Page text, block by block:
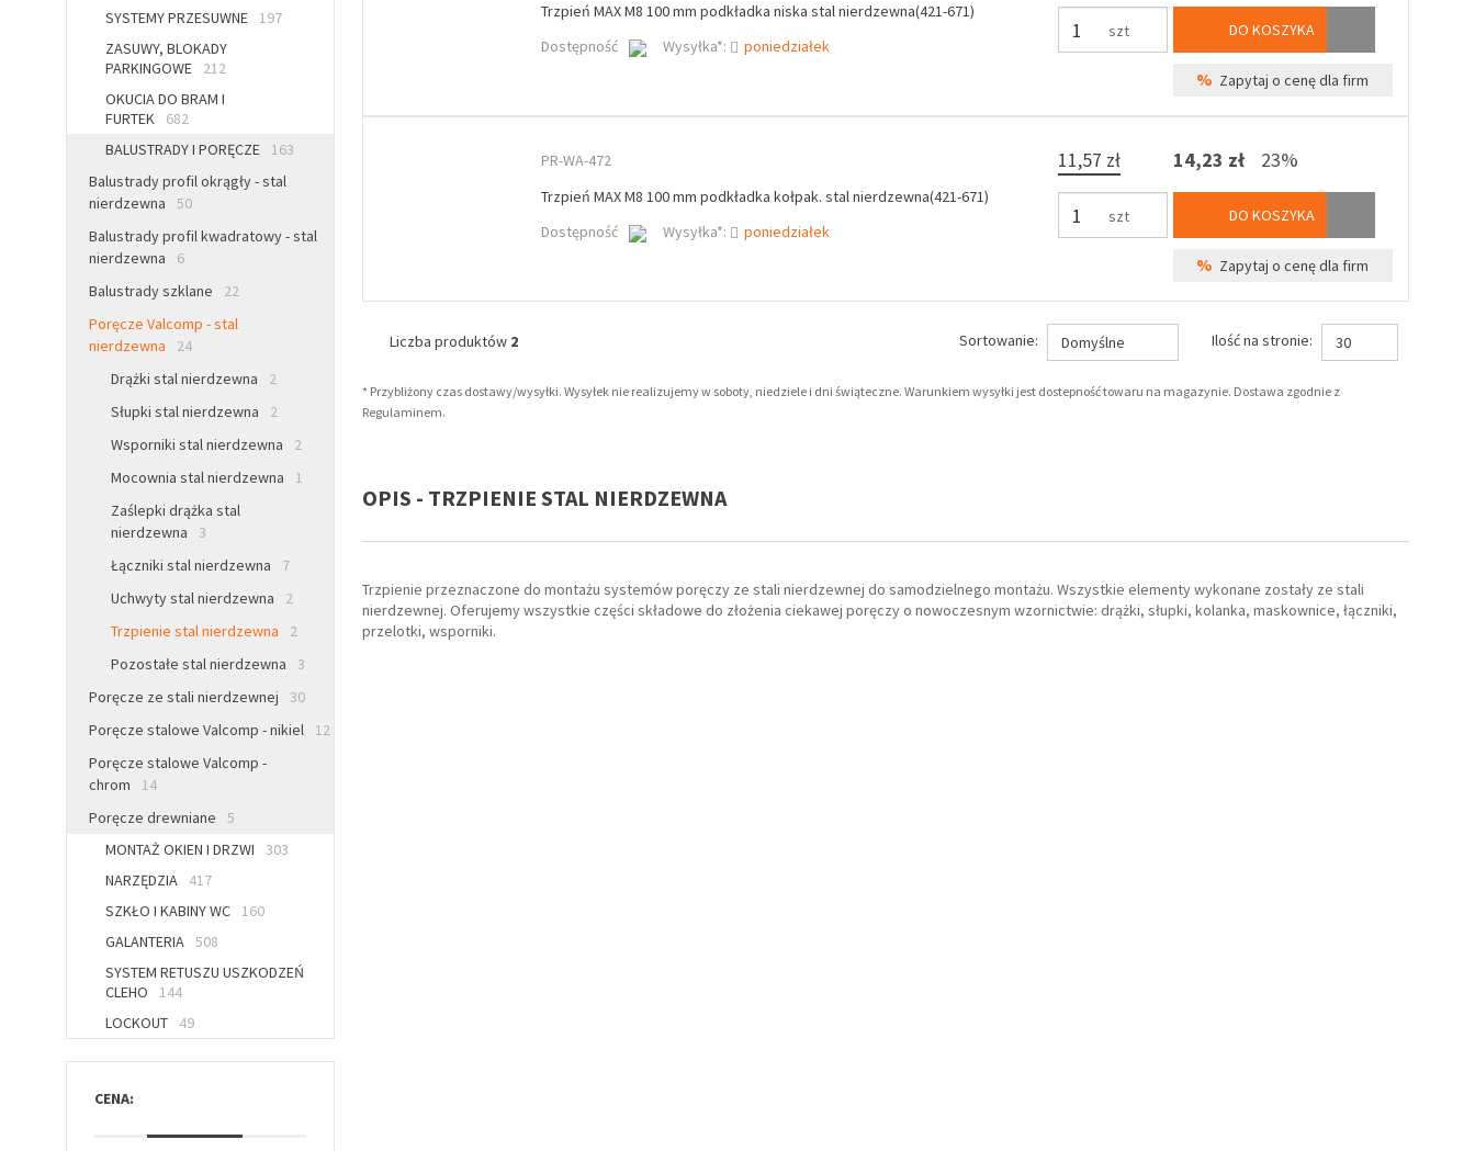
SYSTEMY PRZESUWNE
197
ZASUWY, BLOKADY
PARKINGOWE
212
OKUCIA DO BRAM I
FURTEK
682
BALUSTRADY I PORĘCZE
163
Balustrady profil okrągły - stal
nierdzewna
50
Balustrady profil kwadratowy - stal
nierdzewna
6
Balustrady szklane
22
Poręcze Valcomp - stal
nierdzewna
24
Drążki stal nierdzewna
2
Słupki stal nierdzewna
2
Wsporniki stal nierdzewna
2
Mocownia stal nierdzewna
1
Zaślepki drążka stal
nierdzewna
3
Łączniki stal nierdzewna
7
Uchwyty stal nierdzewna
2
Trzpienie stal nierdzewna
2
Pozostałe stal nierdzewna
3
Poręcze ze stali nierdzewnej
30
Poręcze stalowe Valcomp - nikiel
12
Poręcze stalowe Valcomp -
chrom
14
Poręcze drewniane
5
MONTAŻ OKIEN I DRZWI
303
NARZĘDZIA
417
SZKŁO I KABINY WC
160
GALANTERIA 508
SYSTEM RETUSZU USZKODZEŃ
CLEHO
144
LOCKOUT
49
CENA:
Trzpień MAX M8 100 mm podkładka niska stal nierdzewna(421-671)
Dostępność
Wysyłka*: poniedziałek
szt DO KOSZYKA
% Zapytaj o cenę dla firm
PR-WA-472
Trzpień MAX M8 100 mm podkładka kołpak. stal nierdzewna(421-671)
Dostępność
Wysyłka*: poniedziałek
11,57 zł
szt
14,23 zł 23%
DO KOSZYKA
% Zapytaj o cenę dla firm
Liczba produktów 2 Sortowanie: Domyślne Ilość na stronie: 30
* Przybliżony czas dostawy/wysyłki. Wysyłek nie realizujemy w soboty, niedziele i dni świąteczne. Warunkiem wysyłki jest dostepność towaru na magazynie. Dostawa zgodnie z
Regulaminem.
OPIS - TRZPIENIE STAL NIERDZEWNA
Trzpienie przeznaczone do montażu systemów poręczy ze stali nierdzewnej do samodzielnego montażu. Wszystkie elementy wykonane zostały ze stali
nierdzewnej. Oferujemy wszystkie części składowe do złożenia ciekawej poręczy o nowoczesnym wzornictwie: drążki, słupki, kolanka, maskownice, łączniki,
przelotki, wsporniki.